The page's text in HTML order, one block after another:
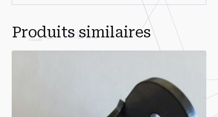
Produits similaires